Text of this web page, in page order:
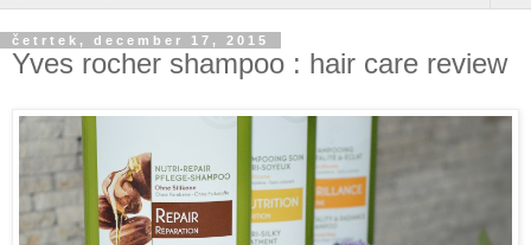
četrtek, december 17, 2015
Yves rocher shampoo : hair care review